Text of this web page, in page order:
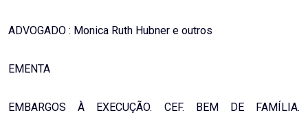
ADVOGADO : Monica Ruth Hubner e outros
EMENTA
EMBARGOS À EXECUÇÃO. CEF. BEM DE FAMÍLIA.